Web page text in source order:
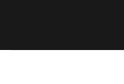
inhoud